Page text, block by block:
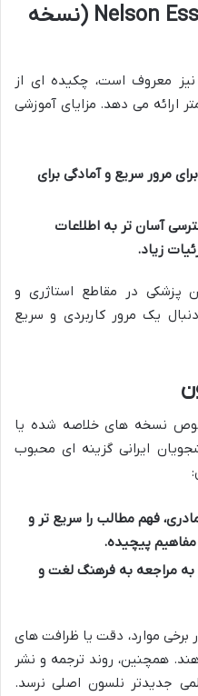
Nelson Essentials of Pediatrics (نسخه
معروف است، چکیده ای از
ارائه می دهد. مزایای آموزشی
مرور سریع و آمادگی برای
آسان تر به اطلاعات
زیاد.
پزشکی در مقاطع استاژری و
یک مرور کاربردی و سریع
نسخه های خلاصه شده یا
ایرانی گزینه ای محبوب
فهم مطالب را سریع تر و
مفاهیم پیچیده.
به مراجعه به فرهنگ لغت و
موارد، دقت یا ظرافت های
همچنین، روند ترجمه و نشر
جدیدتر نلسون اصلی نرسد.